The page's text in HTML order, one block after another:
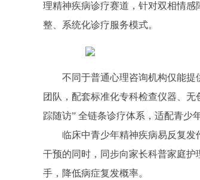
理精神疾病诊疗赛道，针对双相情
整、系统化诊疗服务模式。
不同于普通心理咨询机构仅能
团队，配套标准化专科检查仪器、
踪随访” 全链条诊疗体系，适配青少
临床中青少年精神疾病易反复
干预的同时，同步向家长科普家庭
手，降低病症复发概率。